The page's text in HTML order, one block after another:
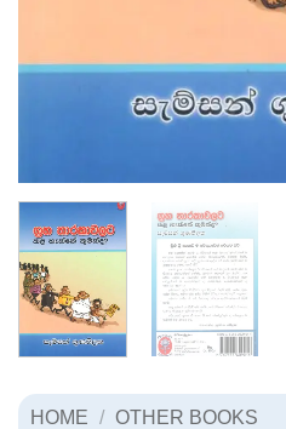
HOME / OTHER BOOKS